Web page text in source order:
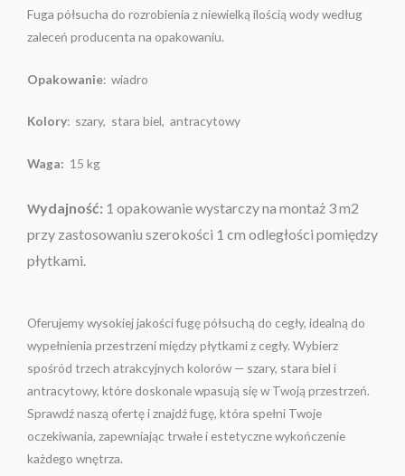
Fuga półsucha do rozrobienia z niewielką ilością wody według
zaleceń producenta na opakowaniu.
Opakowanie: wiadro
Kolory: szary, stara biel, antracytowy
Waga: 15 kg
Wydajność: 1 opakowanie wystarczy na montaż 3 m2
przy zastosowaniu szerokości 1 cm odległości pomiędzy
płytkami.
Oferujemy wysokiej jakości fugę półsuchą do cegły, idealną do
wypełnienia przestrzeni między płytkami z cegły. Wybierz
spośród trzech atrakcyjnych kolorów — szary, stara biel i
antracytowy, które doskonale wpasują się w Twoją przestrzeń.
Sprawdź naszą ofertę i znajdź fugę, która spełni Twoje
oczekiwania, zapewniając trwałe i estetyczne wykończenie
każdego wnętrza.